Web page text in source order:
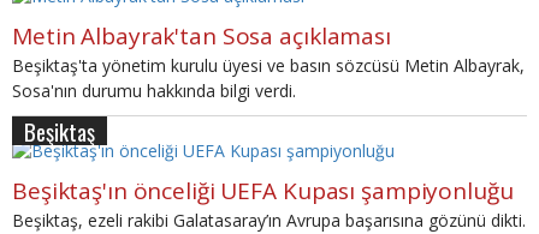
Metin Albayrak'tan Sosa açıklaması
Beşiktaş'ta yönetim kurulu üyesi ve basın sözcüsü Metin Albayrak,
Sosa'nın durumu hakkında bilgi verdi.
Beşiktaş
Beşiktaş'ın önceliği UEFA Kupası şampiyonluğu
Beşiktaş, ezeli rakibi Galatasaray’ın Avrupa başarısına gözünü dikti.